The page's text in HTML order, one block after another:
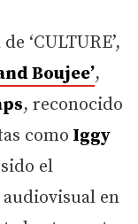
‘CULTURE’,
Boujee’,
, reconocido
como Iggy
el
en